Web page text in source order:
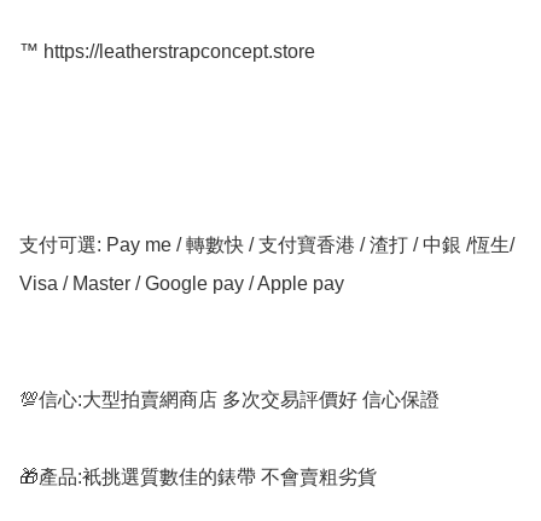
™️ https://leatherstrapconcept.store
支付可選: Pay me / 轉數快 / 支付寶香港 / 渣打 / 中銀 /恆生/
Visa / Master / Google pay / Apple pay
💯信心:大型拍賣網商店 多次交易評價好 信心保證
🎁產品:衹挑選質數佳的錶帶 不會賣粗劣貨